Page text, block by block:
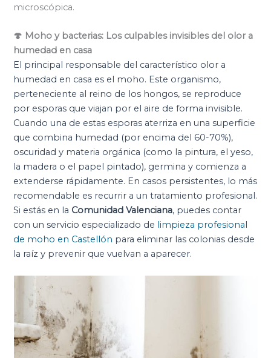
microscópica.
🍄 Moho y bacterias: Los culpables invisibles del olor a
humedad en casa
El principal responsable del característico olor a
humedad en casa es el moho. Este organismo,
perteneciente al reino de los hongos, se reproduce
por esporas que viajan por el aire de forma invisible.
Cuando una de estas esporas aterriza en una superficie
que combina humedad (por encima del 60-70%),
oscuridad y materia orgánica (como la pintura, el yeso,
la madera o el papel pintado), germina y comienza a
extenderse rápidamente. En casos persistentes, lo más
recomendable es recurrir a un tratamiento profesional.
Si estás en la Comunidad Valenciana, puedes contar
con un servicio especializado de limpieza profesional
de moho en Castellón para eliminar las colonias desde
la raíz y prevenir que vuelvan a aparecer.